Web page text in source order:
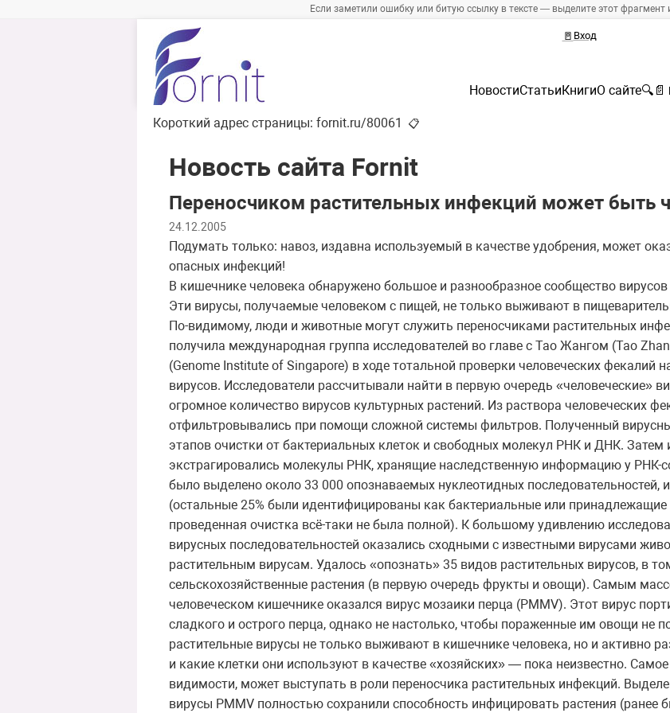
Если заметили ошибку или битую ссылку в тексте — выделите этот фрагмент
🚪 Вход
НовостиСтатьиКнигиО сайте🔍 📄
Короткий адрес страницы: fornit.ru/80061 📋
Новость сайта Fornit
Переносчиком растительных инфекций может быть
24.12.2005
Подумать только: навоз, издавна используемый в качестве удобрения, может
опасных инфекций!
В кишечнике человека обнаружено большое и разнообразное сообщество
Эти вирусы, получаемые человеком с пищей, не только выживают в
По-видимому, люди и животные могут служить переносчиками растительных
получила международная группа исследователей во главе с Тао Жангом (Tao
(Genome Institute of Singapore) в ходе тотальной проверки человеческих фекалий
вирусов. Исследователи рассчитывали найти в первую очередь «человеческие»
огромное количество вирусов культурных растений. Из раствора человеческих
отфильтровывались при помощи сложной системы фильтров. Полученный
этапов очистки от бактериальных клеток и свободных молекул РНК и ДНК.
экстрагировались молекулы РНК, хранящие наследственную информацию у РНК-
было выделено около 33 000 опознаваемых нуклеотидных последовательностей,
(остальные 25% были идентифицированы как бактериальные или
проведенная очистка всё-таки не была полной). К большому удивлению
вирусных последовательностей оказались сходными с известными вирусами
растительным вирусам. Удалось «опознать» 35 видов растительных вирусов, в
сельскохозяйственные растения (в первую очередь фрукты и овощи). Самым
человеческом кишечнике оказался вирус мозаики перца (PMMV). Этот вирус
сладкого и острого перца, однако не настолько, чтобы пораженные им овощи не
растительные вирусы не только выживают в кишечнике человека, но и активно
и какие клетки они используют в качестве «хозяйских» — пока неизвестно.
видимости, может выступать в роли переносчика растительных инфекций.
вирусы PMMV полностью сохранили способность инфицировать растения (ранее